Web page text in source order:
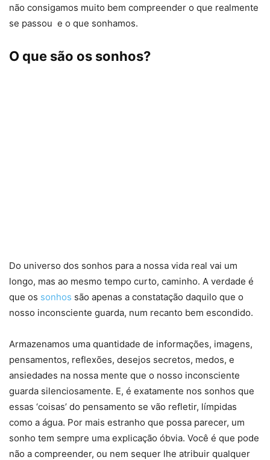
não consigamos muito bem compreender o que realmente
se passou e o que sonhamos.
O que são os sonhos?
Do universo dos sonhos para a nossa vida real vai um
longo, mas ao mesmo tempo curto, caminho. A verdade é
que os sonhos são apenas a constatação daquilo que o
nosso inconsciente guarda, num recanto bem escondido.
Armazenamos uma quantidade de informações, imagens,
pensamentos, reflexões, desejos secretos, medos, e
ansiedades na nossa mente que o nosso inconsciente
guarda silenciosamente. E, é exatamente nos sonhos que
essas ‘coisas’ do pensamento se vão refletir, límpidas
como a água. Por mais estranho que possa parecer, um
sonho tem sempre uma explicação óbvia. Você é que pode
não a compreender, ou nem sequer lhe atribuir qualquer